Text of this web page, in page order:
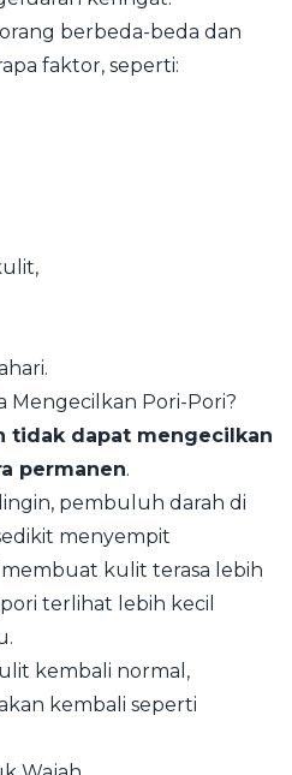
berbeda-beda dan
faktor, seperti:
Mengecilkan Pori-Pori?
tidak dapat mengecilkan
permanen.
pembuluh darah di
menyempit
membuat kulit terasa lebih
terlihat lebih kecil
kembali normal,
kembali seperti